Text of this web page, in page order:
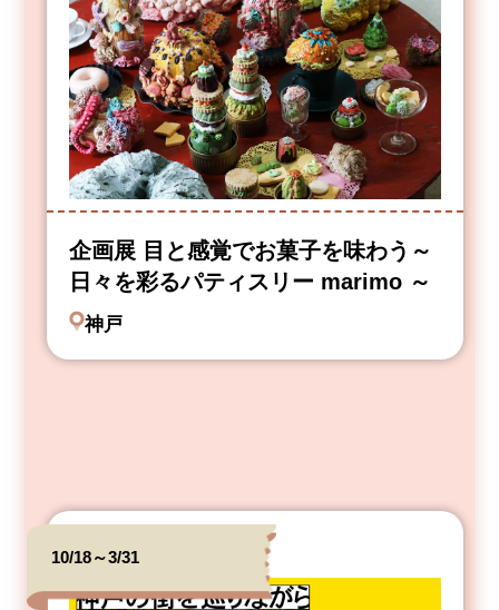
企画展 目と感覚でお菓子を味わう～
日々を彩るパティスリー marimo ～
神戸
10/18～3/31